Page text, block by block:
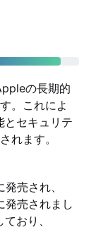
の長期的
。これによ
とセキュリテ
れます。
売され、
売されまし
おり、